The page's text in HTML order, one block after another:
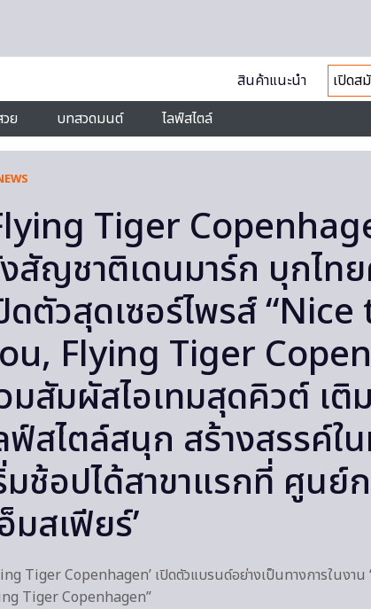
สินค้าแนะนำ
เปิดส
ย บทสวดมนต์ ไลฟ์สไตล์
Tiger
สัญชาติเดนมาร์ก บุกไท
ดตัวสุดเซอร์ไพรส์
Flying Tiger
มสัมผัสไอเทมสุดคิวต์ เติ
ฟ์สไตล์สนุก สร้างสรรค์ใ
มช้อปได้สาขาแรกที่ ศูนย์
อ็มสเฟียร์’
Tiger Copenhagen’ เปิดตัวแบรนด์อย่างเป็นทางการในงา
Tiger Copenhagen”